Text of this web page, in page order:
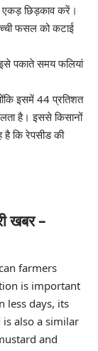
एकड़ छिड़काव करें।
फसल को कटाई
पकाते समय फलियां
इसमें 44 प्रतिशत
है। इससे किसानों
कि रेपसीड की
खबर –
farmers
is important
less days, its
also a similar
and